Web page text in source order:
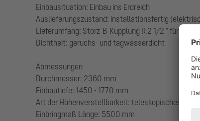
Einbausituation: Einbau ins Erdreich
Auslieferungszustand: installationsfertig
Lieferumfang: Storz-B-Kupplung R 2 1/2 " für
Dichtheit: geruchs- und tagwasserdicht
Abmessungen
Durchmesser: 2360 mm
Einbautiefe: 1450 - 1770 mm
Art der Höhenverstellbarkeit: teleskopisches
Einbringmaß Länge: 5500 mm